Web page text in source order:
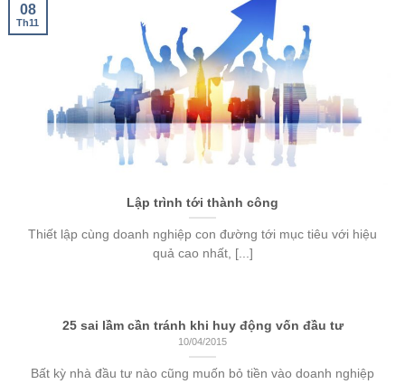
Lập trình tới thành công
Thiết lập cùng doanh nghiệp con đường tới mục tiêu với hiệu
quả cao nhất, [...]
08
Th11
25 sai lầm cần tránh khi huy động vốn đầu tư
10/04/2015
Bất kỳ nhà đầu tư nào cũng muốn bỏ tiền vào doanh nghiệp